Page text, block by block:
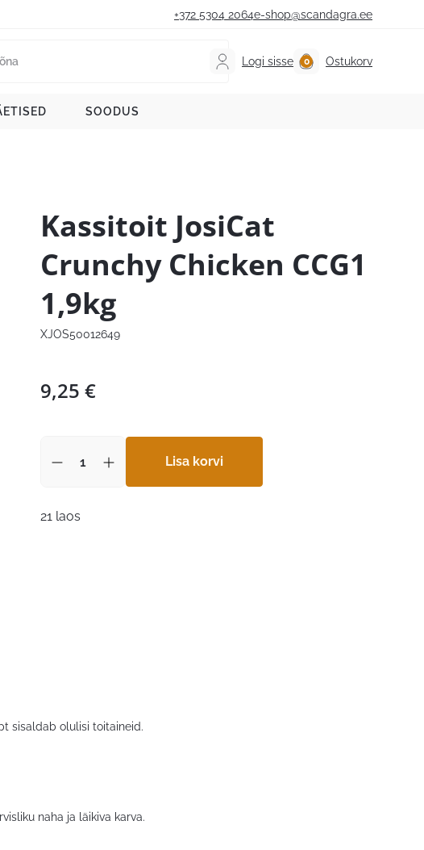
+372 5304 2064e-shop@scandagra.ee
Logi sisse Ostukorv
SOODUS
Kassitoit JosiCat
Crunchy Chicken CCG1
1,9kg
XJOS50012649
9,25 €
Lisa korvi
21 laos
sisaldab olulisi toitaineid.
naha ja läikiva karva.